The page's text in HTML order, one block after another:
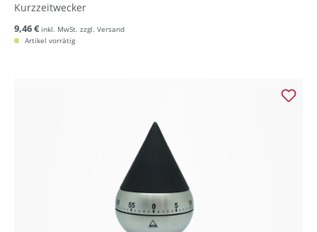
Kurzzeitwecker
9,46 € inkl. MwSt. zzgl. Versand
Artikel vorrätig